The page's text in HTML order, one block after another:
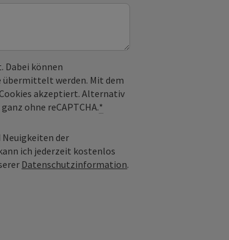
Dabei können
übermittelt werden. Mit dem
akzeptiert. Alternativ
ohne reCAPTCHA.*
der
ich jederzeit kostenlos
Datenschutzinformation.